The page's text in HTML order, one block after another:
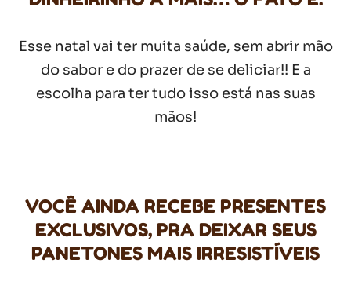
Esse natal vai ter muita saúde, sem abrir mão
do sabor e do prazer de se deliciar!! E a
escolha para ter tudo isso está nas suas
mãos!
VOCÊ AINDA RECEBE PRESENTES
EXCLUSIVOS, PRA DEIXAR SEUS
PANETONES MAIS IRRESISTÍVEIS